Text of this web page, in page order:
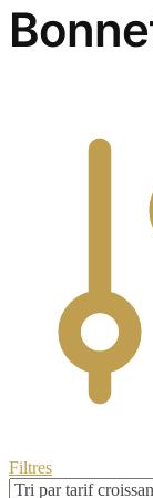
Filtres